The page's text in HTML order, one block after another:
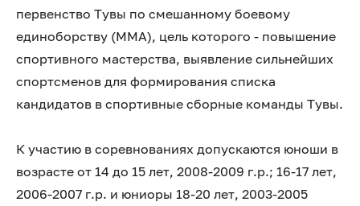
первенство Тувы по смешанному боевому
единоборству (ММА), цель которого - повышение
спортивного мастерства, выявление сильнейших
спортсменов для формирования списка
кандидатов в спортивные сборные команды Тувы.
К участию в соревнованиях допускаются юноши в
возрасте от 14 до 15 лет, 2008-2009 г.р.; 16-17 лет,
2006-2007 г.р. и юниоры 18-20 лет, 2003-2005